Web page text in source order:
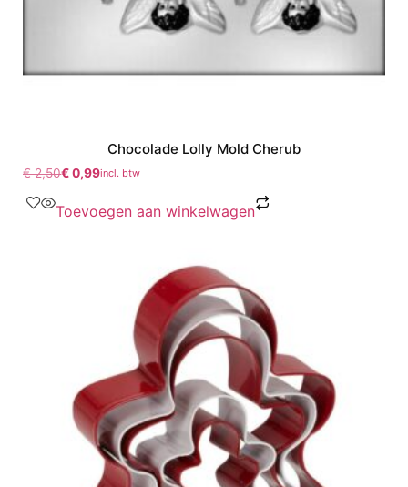
Chocolade Lolly Mold Cherub
€2,50€0,99incl. btw
Toevoegen aan winkelwagen